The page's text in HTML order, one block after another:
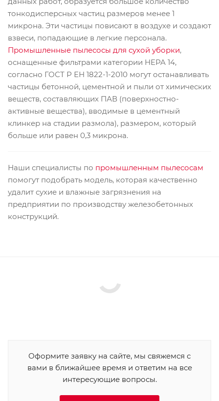
тонкодисперсных частиц размеров менее 1
микрона. Эти частицы повисают в воздухе и создают
взвеси, попадающие в легкие персонала.
Промышленные пылесосы для сухой уборки,
оснащенные фильтрами категории HEPA 14,
согласно ГОСТ Р ЕН 1822-1-2010 могут останавливать
частицы бетонной, цементной и пыли от химических
веществ, составляющих ПАВ (поверхностно-
активные вещества), вводимые в цементный
клинкер на стадии размола), размером, который
больше или равен 0,3 микрона.
Наши специалисты по промышленным пылесосам
помогут подобрать модель, которая качественно
удалит сухие и влажные загрязнения на
предприятии по производству железобетонных
конструкций.
Оформите заявку на сайте, мы свяжемся с
вами в ближайшее время и ответим на все
интересующие вопросы.